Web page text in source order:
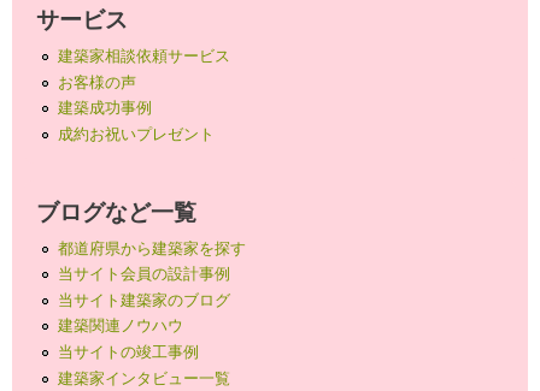
サービス
建築家相談依頼サービス
お客様の声
建築成功事例
成約お祝いプレゼント
ブログなど一覧
都道府県から建築家を探す
当サイト会員の設計事例
当サイト建築家のブログ
建築関連ノウハウ
当サイトの竣工事例
建築家インタビュー一覧